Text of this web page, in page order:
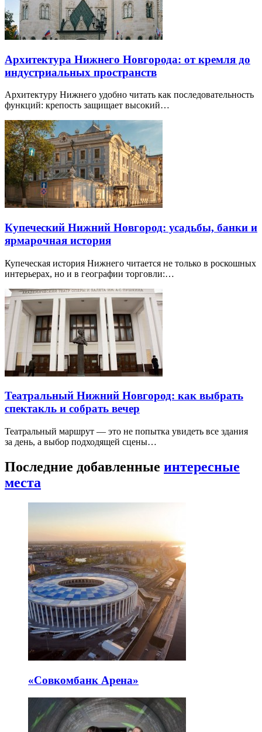
Архитектура Нижнего Новгорода: от кремля до
индустриальных пространств
Архитектуру Нижнего удобно читать как последовательность
функций: крепость защищает высокий…
Купеческий Нижний Новгород: усадьбы, банки и
ярмарочная история
Купеческая история Нижнего читается не только в роскошных
интерьерах, но и в географии торговли:…
Театральный Нижний Новгород: как выбрать
спектакль и собрать вечер
Театральный маршрут — это не попытка увидеть все здания
за день, а выбор подходящей сцены…
Последние добавленные интересные
места
«Совкомбанк Арена⁠»